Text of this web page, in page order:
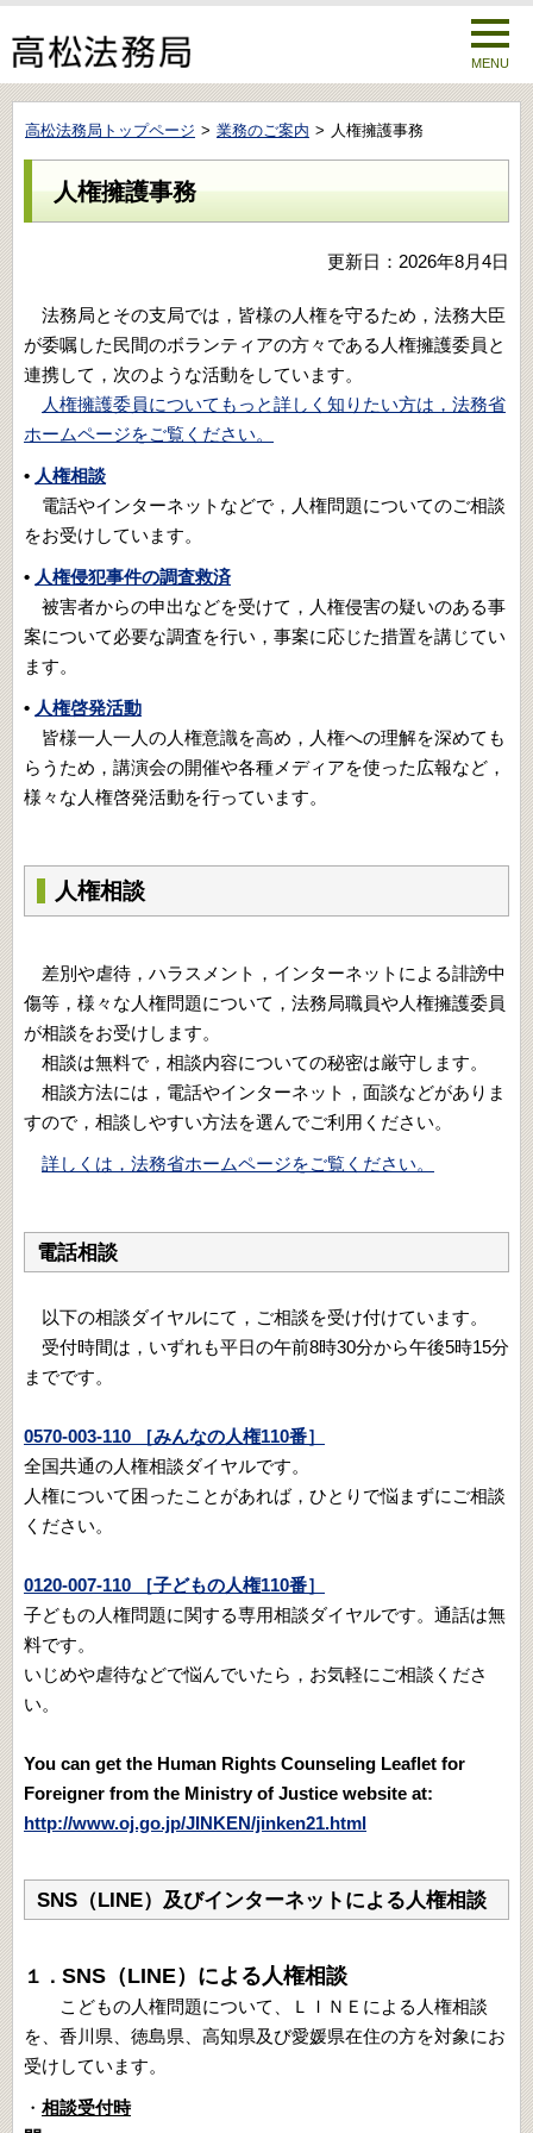
MENU
高松法務局トップページ 業務のご案内 人権擁護事務
人権擁護事務
更新日：2026年8月4日
法務局とその支局では，皆様の人権を守るため，法務大臣
が委嘱した民間のボランティアの方々である人権擁護委員と
連携して，次のような活動をしています。
人権擁護委員についてもっと詳しく知りたい方は，法務省
ホームページをご覧ください。
• 人権相談
電話やインターネットなどで，人権問題についてのご相談
をお受けしています。
• 人権侵犯事件の調査救済
被害者からの申出などを受けて，人権侵害の疑いのある事
案について必要な調査を行い，事案に応じた措置を講じてい
ます。
• 人権啓発活動
皆様一人一人の人権意識を高め，人権への理解を深めても
らうため，講演会の開催や各種メディアを使った広報など，
様々な人権啓発活動を行っています。
人権相談
差別や虐待，ハラスメント，インターネットによる誹謗中
傷等，様々な人権問題について，法務局職員や人権擁護委員
が相談をお受けします。
相談は無料で，相談内容についての秘密は厳守します。
相談方法には，電話やインターネット，面談などがありま
すので，相談しやすい方法を選んでご利用ください。
詳しくは，法務省ホームページをご覧ください。
電話相談
以下の相談ダイヤルにて，ご相談を受け付けています。
受付時間は，いずれも平日の午前8時30分から午後5時15分
までです。
0570-003-110 ［みんなの人権110番］
全国共通の人権相談ダイヤルです。
人権について困ったことがあれば，ひとりで悩まずにご相談
ください。
0120-007-110 ［子どもの人権110番］
子どもの人権問題に関する専用相談ダイヤルです。通話は無
料です。
いじめや虐待などで悩んでいたら，お気軽にご相談くださ
い。
You can get the Human Rights Counseling Leaflet for
Foreigner from the Ministry of Justice website at:
http://www.oj.go.jp/JINKEN/jinken21.html
SNS（LINE）及びインターネットによる人権相談
１． SNS（LINE）による人権相談
こどもの人権問題について、ＬＩＮＥによる人権相談
を、香川県、徳島県、高知県及び愛媛県在住の方を対象にお
受けしています。
・ 相談受付時